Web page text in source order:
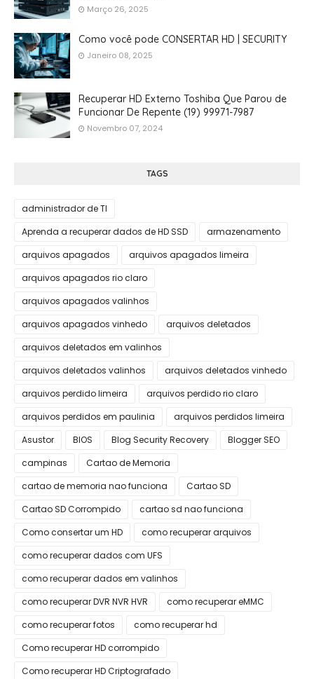
Março 26, 2025
Como você pode CONSERTAR HD | SECURITY
Janeiro 08, 2025
Recuperar HD Externo Toshiba Que Parou de
Funcionar De Repente (19) 99971-7987
Novembro 07, 2024
TAGS
administrador de TI
Aprenda a recuperar dados de HD SSD
armazenamento
arquivos apagados
arquivos apagados limeira
arquivos apagados rio claro
arquivos apagados valinhos
arquivos apagados vinhedo
arquivos deletados
arquivos deletados em valinhos
arquivos deletados valinhos
arquivos deletados vinhedo
arquivos perdido limeira
arquivos perdido rio claro
arquivos perdidos em paulinia
arquivos perdidos limeira
Asustor
BIOS Blog Security Recovery
Blogger SEO
campinas
Cartao de Memoria
cartao de memoria nao funciona
Cartao SD
Cartao SD Corrompido
cartao sd nao funciona
Como consertar um HD
como recuperar arquivos
como recuperar dados com UFS
como recuperar dados em valinhos
como recuperar DVR NVR HVR
como recuperar eMMC
como recuperar fotos
como recuperar hd
Como recuperar HD corrompido
Como recuperar HD Criptografado